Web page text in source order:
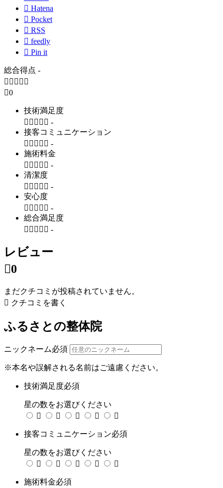
 Hatena
 Pocket
 RSS
 feedly
 Pin it
総合得点 -
    
0
技術満足度
     -
接客コミュニケーション
     -
施術料金
     -
清潔度
     -
安心度
     -
総合満足度
     -
レビュー
0
まだクチコミが投稿されていません。
 クチコミを書く
ふるさとの整体院
ニックネーム必須
※本名や誤解される名前はご遠慮ください。
技術満足度必須
星の数をお選びください

   
接客コミュニケーション必須
星の数をお選びください

   
施術料金必須